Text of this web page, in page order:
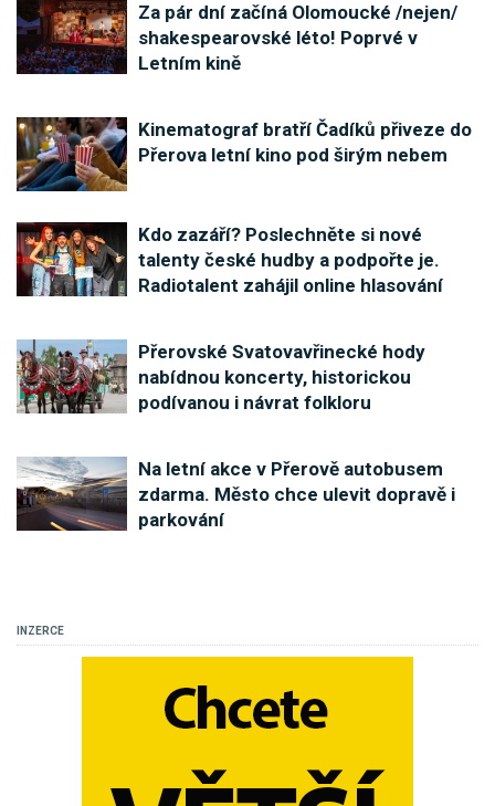
Za pár dní začíná Olomoucké /nejen/
shakespearovské léto! Poprvé v
Letním kině
Kinematograf bratří Čadíků přiveze do
Přerova letní kino pod širým nebem
Kdo zazáří? Poslechněte si nové
talenty české hudby a podpořte je.
Radiotalent zahájil online hlasování
Přerovské Svatovavřinecké hody
nabídnou koncerty, historickou
podívanou i návrat folkloru
Na letní akce v Přerově autobusem
zdarma. Město chce ulevit dopravě i
parkování
INZERCE